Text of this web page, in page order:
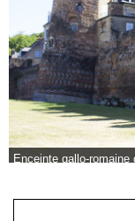
Enceinte gallo-romaine